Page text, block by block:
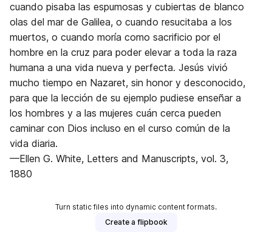
cuando pisaba las espumosas y cubiertas de blanco
olas del mar de Galilea, o cuando resucitaba a los
muertos, o cuando moría como sacrificio por el
hombre en la cruz para poder elevar a toda la raza
humana a una vida nueva y perfecta. Jesús vivió
mucho tiempo en Nazaret, sin honor y desconocido,
para que la lección de su ejemplo pudiese enseñar a
los hombres y a las mujeres cuán cerca pueden
caminar con Dios incluso en el curso común de la
vida diaria.
—Ellen G. White, Letters and Manuscripts, vol. 3,
1880
Turn static files into dynamic content formats.
Create a flipbook